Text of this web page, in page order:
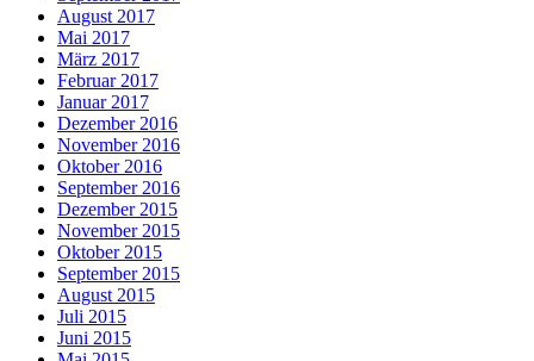
August 2017
Mai 2017
März 2017
Februar 2017
Januar 2017
Dezember 2016
November 2016
Oktober 2016
September 2016
Dezember 2015
November 2015
Oktober 2015
September 2015
August 2015
Juli 2015
Juni 2015